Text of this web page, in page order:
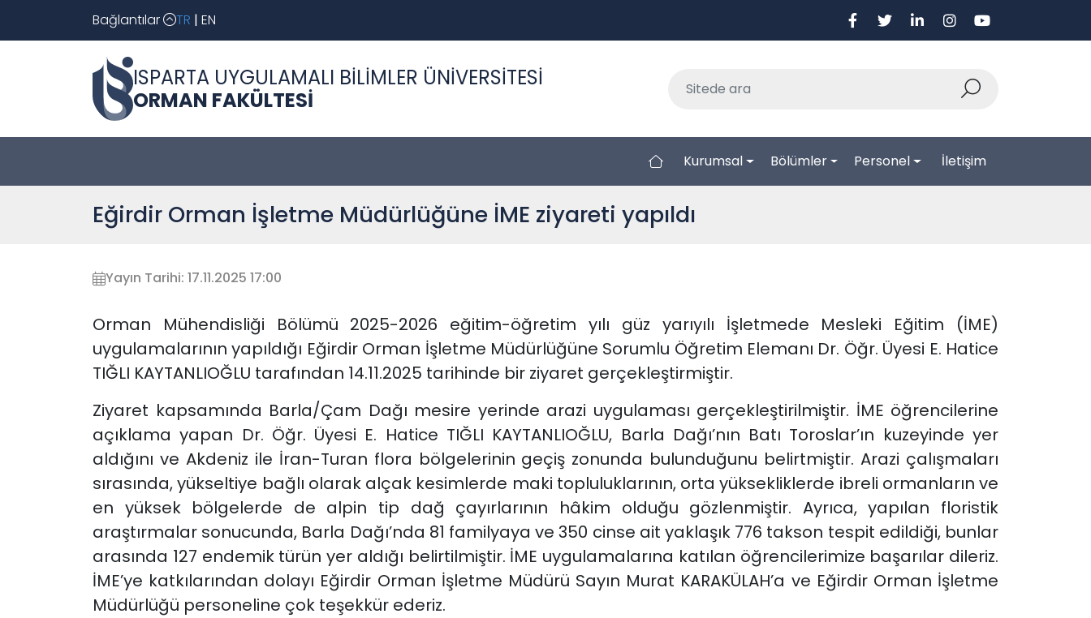
Bağlantılar TR | EN
ISPARTA UYGULAMALI BİLİMLER ÜNİVERSİTESİ
ORMAN FAKÜLTESİ
Kurumsal Bölümler Personel İletişim
Eğirdir Orman İşletme Müdürlüğüne İME ziyareti yapıldı
Yayın Tarihi: 17.11.2025 17:00
Orman Mühendisliği Bölümü 2025-2026 eğitim-öğretim yılı güz yarıyılı İşletmede Mesleki Eğitim (İME)
uygulamalarının yapıldığı Eğirdir Orman İşletme Müdürlüğüne Sorumlu Öğretim Elemanı Dr. Öğr. Üyesi E. Hatice
TIĞLI KAYTANLIOĞLU tarafından 14.11.2025 tarihinde bir ziyaret gerçekleştirmiştir.
Ziyaret kapsamında Barla/Çam Dağı mesire yerinde arazi uygulaması gerçekleştirilmiştir. İME öğrencilerine
açıklama yapan Dr. Öğr. Üyesi E. Hatice TIĞLI KAYTANLIOĞLU, Barla Dağı’nın Batı Toroslar’ın kuzeyinde yer
aldığını ve Akdeniz ile İran-Turan flora bölgelerinin geçiş zonunda bulunduğunu belirtmiştir. Arazi çalışmaları
sırasında, yükseltiye bağlı olarak alçak kesimlerde maki topluluklarının, orta yüksekliklerde ibreli ormanların ve
en yüksek bölgelerde de alpin tip dağ çayırlarının hâkim olduğu gözlenmiştir. Ayrıca, yapılan floristik
araştırmalar sonucunda, Barla Dağı’nda 81 familyaya ve 350 cinse ait yaklaşık 776 takson tespit edildiği, bunlar
arasında 127 endemik türün yer aldığı belirtilmiştir. İME uygulamalarına katılan öğrencilerimize başarılar dileriz.
İME’ye katkılarından dolayı Eğirdir Orman İşletme Müdürü Sayın Murat KARAKÜLAH’a ve Eğirdir Orman İşletme
Müdürlüğü personeline çok teşekkür ederiz.